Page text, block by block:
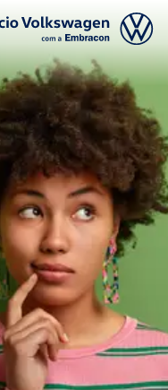
Volkswagen com